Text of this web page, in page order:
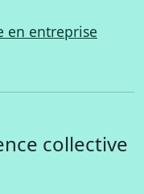
en entreprise
collective